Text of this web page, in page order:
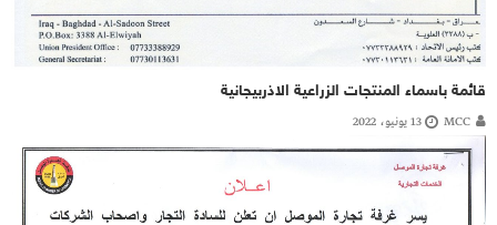
قائمة باسماء المنتجات الزراعية الاذربيجانية
MCC 13 يونيو، 2022